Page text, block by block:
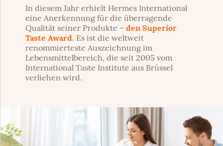
In diesem Jahr erhielt Hermes International
eine Anerkennung für die überragende
Qualität seiner Produkte – den Superior
Taste Award. Es ist die weltweit
renommierteste Auszeichnung im
Lebensmittelbereich, die seit 2005 vom
International Taste Institute aus Brüssel
verliehen wird.